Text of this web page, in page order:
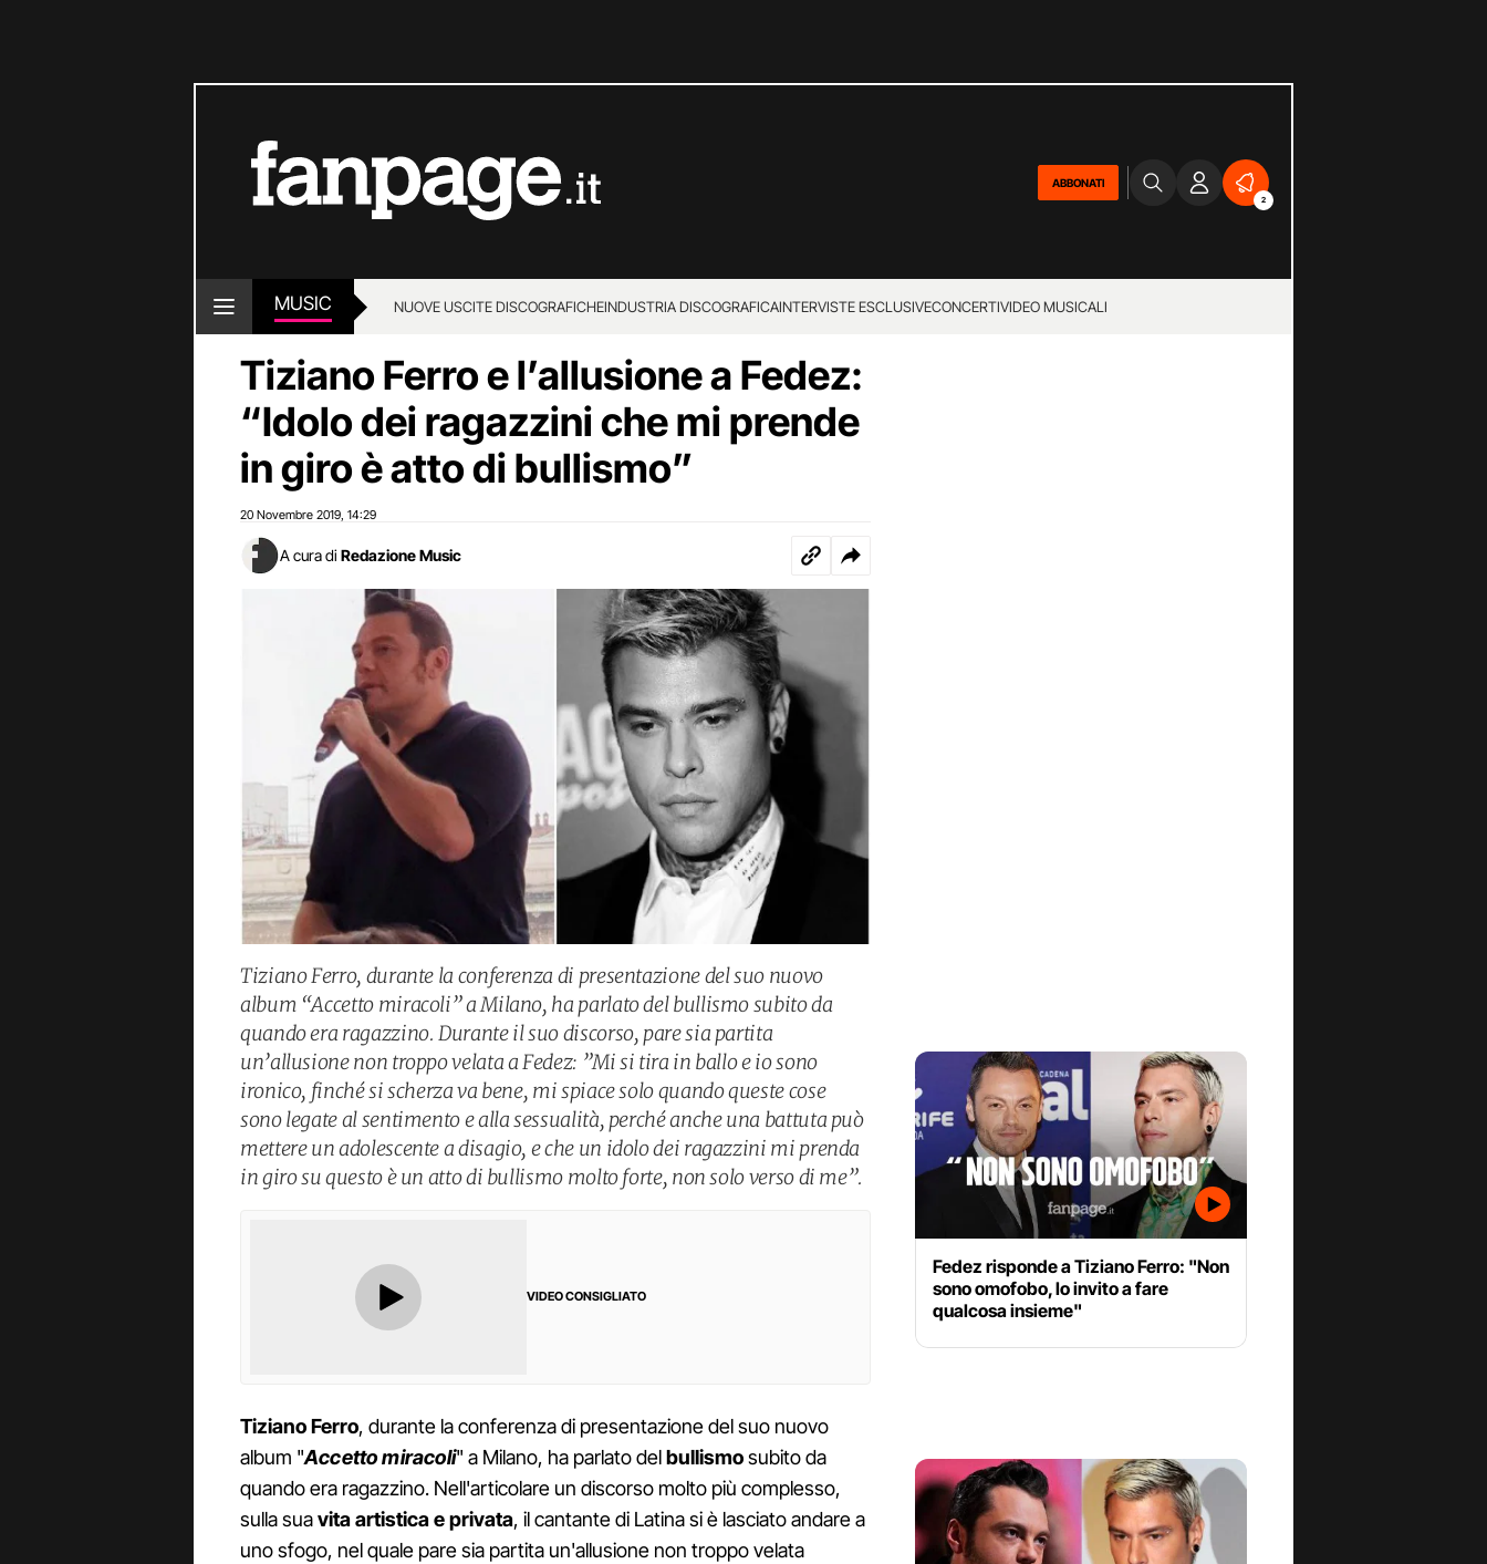
ABBONATI
2
MUSIC NUOVE USCITE DISCOGRAFICHEINDUSTRIA DISCOGRAFICAINTERVISTE ESCLUSIVECONCERTIVIDEO MUSICALI
Tiziano Ferro e l’allusione a Fedez:
“Idolo dei ragazzini che mi prende
in giro è atto di bullismo”
20 Novembre 2019 14:29
A cura di Redazione Music
Tiziano Ferro, durante la conferenza di presentazione del suo nuovo
album “Accetto miracoli” a Milano, ha parlato del bullismo subito da
quando era ragazzino. Durante il suo discorso, pare sia partita
un’allusione non troppo velata a Fedez: ”Mi si tira in ballo e io sono
ironico, finché si scherza va bene, mi spiace solo quando queste cose
sono legate al sentimento e alla sessualità, perché anche una battuta può
mettere un adolescente a disagio, e che un idolo dei ragazzini mi prenda
in giro su questo è un atto di bullismo molto forte, non solo verso di me”.
VIDEO CONSIGLIATO
Tiziano Ferro, durante la conferenza di presentazione del suo nuovo
album "Accetto miracoli" a Milano, ha parlato delbullismosubito da
quando era ragazzino. Nell'articolare un discorso molto più complesso,
sulla suavita artistica e privata, il cantante di Latina si è lasciato andare a
uno sfogo, nel quale pare sia partita un'allusione non troppo velata
Fedez risponde a Tiziano Ferro: "Non
sono omofobo, lo invito a fare
qualcosa insieme"